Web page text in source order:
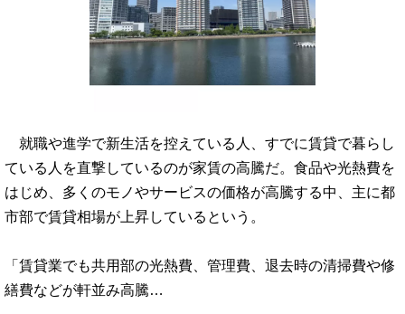
就職や進学で新生活を控えている人、すでに賃貸で暮らし
ている人を直撃しているのが家賃の高騰だ。食品や光熱費を
はじめ、多くのモノやサービスの価格が高騰する中、主に都
市部で賃貸相場が上昇しているという。
「賃貸業でも共用部の光熱費、管理費、退去時の清掃費や修
繕費などが軒並み高騰…